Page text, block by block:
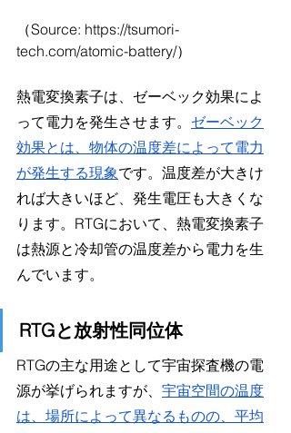
（Source: https://tsumori-
tech.com/atomic-battery/）
熱電変換素子は、ゼーベック効果によ
って電力を発生させます。 ゼーベック
効果とは、物体の温度差によって電力
が発生する現象です。温度差が大きけ
れば大きいほど、発生電圧も大きくな
ります。RTGにおいて、熱電変換素子
は熱源と冷却管の温度差から電力を生
んでいます。
RTGと放射性同位体
RTGの主な用途として宇宙探査機の電
源が挙げられますが、 宇宙空間の温度
は、場所によって異なるものの、平均